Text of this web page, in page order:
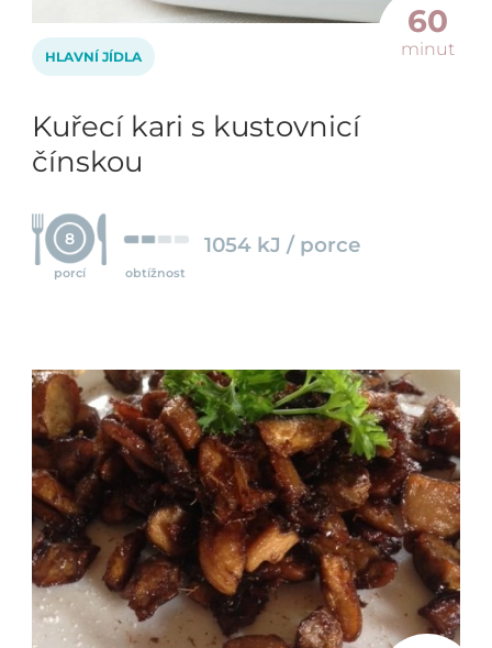
60
minut
HLAVNÍ JÍDLA
Kuřecí kari s kustovnicí
čínskou
8
porcí obtížnost
1054 kJ / porce